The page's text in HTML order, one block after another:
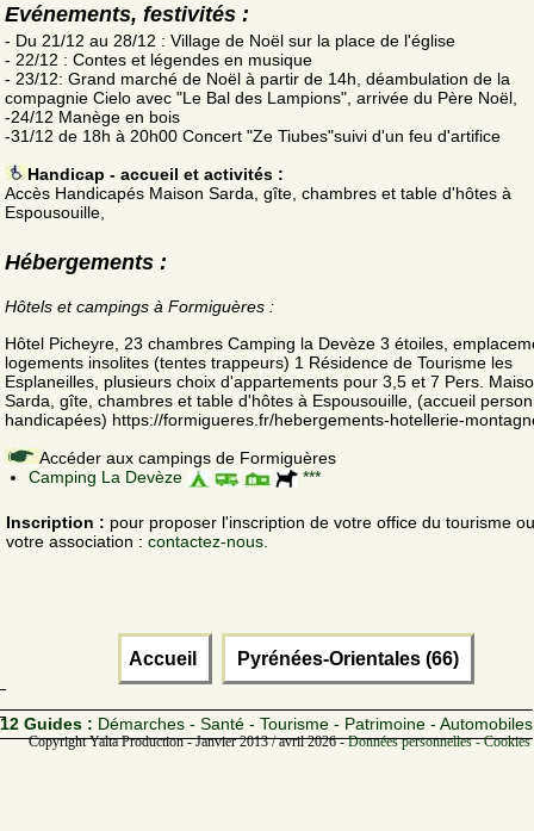
Evénements, festivités :
- Du 21/12 au 28/12 : Village de Noël sur la place de l'église
- 22/12 : Contes et légendes en musique
- 23/12: Grand marché de Noël à partir de 14h, déambulation de la
compagnie Cielo avec "Le Bal des Lampions", arrivée du Père Noël,
-24/12 Manège en bois
-31/12 de 18h à 20h00 Concert "Ze Tiubes"suivi d'un feu d'artifice
Handicap - accueil et activités :
Accès Handicapés Maison Sarda, gîte, chambres et table d'hôtes à
Espousouille,
Hébergements :
Hôtels et campings à Formiguères :
Hôtel Picheyre, 23 chambres Camping la Devèze 3 étoiles,
logements insolites (tentes trappeurs) 1 Résidence de Tourisme les
Esplaneilles, plusieurs choix d'appartements pour 3,5 et 7 Pers.
Sarda, gîte, chambres et table d'hôtes à Espousouille, (accueil
handicapées) https://formigueres.fr/hebergements-hotellerie-
Accéder aux campings de Formiguères
Camping La Devèze
***
Inscription : pour proposer l'inscription de votre office du tourisme
votre association : contactez-nous.
Accueil Pyrénées-Orientales (66)
12 Guides : Démarches - Santé - Tourisme - Patrimoine - Automobiles
Copyright Yalta Production - Janvier 2013 / avril 2026 -Données personnelles -